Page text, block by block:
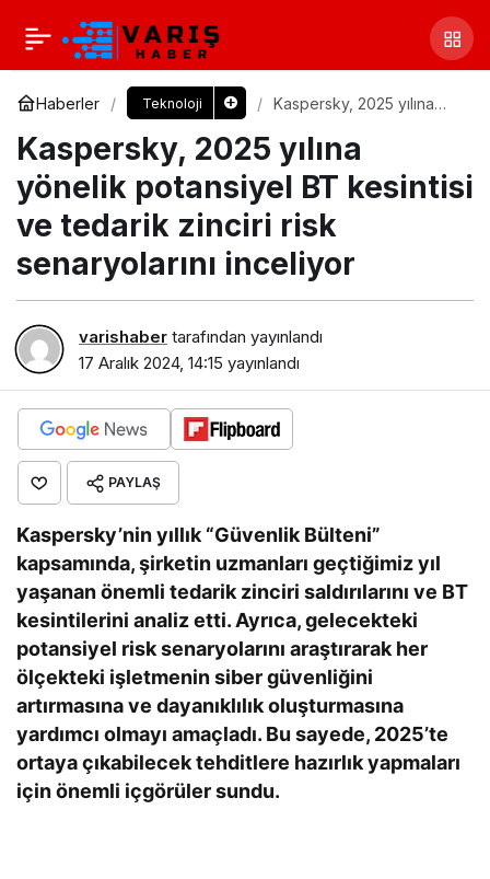
Haberler Teknoloji
Kaspersky, 2025 yılına
kesintisi ve tedarik zinciri
risk senaryolarını inceliyor
Kaspersky, 2025 yılına
yönelik potansiyel BT kesintisi
ve tedarik zinciri risk
senaryolarını inceliyor
varishaber tarafından yayınlandı
17 Aralık 2024, 14:15 yayınlandı
PAYLAŞ
Kaspersky’nin yıllık “Güvenlik Bülteni”
kapsamında, şirketin uzmanları geçtiğimiz yıl
yaşanan önemli tedarik zinciri saldırılarını ve BT
kesintilerini analiz etti. Ayrıca, gelecekteki
potansiyel risk senaryolarını araştırarak her
ölçekteki işletmenin siber güvenliğini
artırmasına ve dayanıklılık oluşturmasına
yardımcı olmayı amaçladı. Bu sayede, 2025’te
ortaya çıkabilecek tehditlere hazırlık yapmaları
için önemli içgörüler sundu.